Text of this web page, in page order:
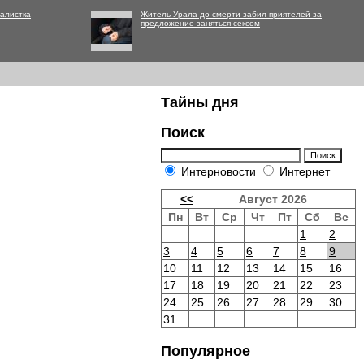
Житель Урала до смерти забил приятелей за
предложение заняться сексом
Тайны дня
Поиск
Интерновости Интернет
<<
Август 2026
Пн
Вт Ср Чт Пт Сб
Вс
1
2
3
4 5 6 7 8
9
10
11 12 13 14 15
16
17
18 19 20 21 22
23
24
25 26 27 28 29
30
31
Популярное